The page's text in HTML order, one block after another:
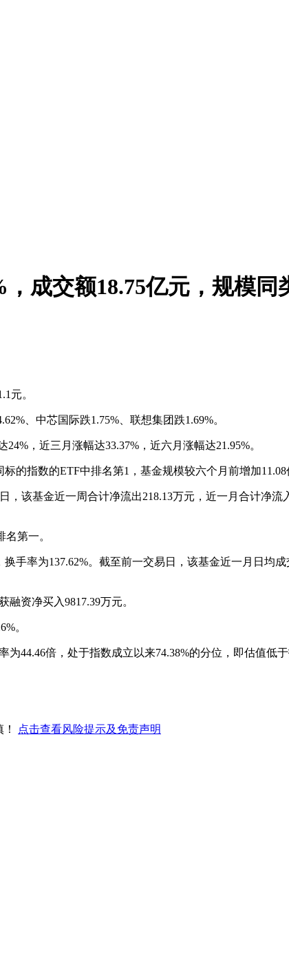
成交额18.75亿元，规模同
元。
、中芯国际跌1.75%、联想集团跌1.69%。
，近三月涨幅达33.37%，近六月涨幅达21.95%。
的指数的ETF中排名第1，基金规模较六个月前增加11.08
该基金近一周合计净流出218.13万元，近一月合计净流
第一。
手率为137.62%。截至前一交易日，该基金近一月日均
资净买入9817.39万元。
。
44.46倍，处于指数成立以来74.38%的分位，即估值低于
点击查看风险提示及免责声明